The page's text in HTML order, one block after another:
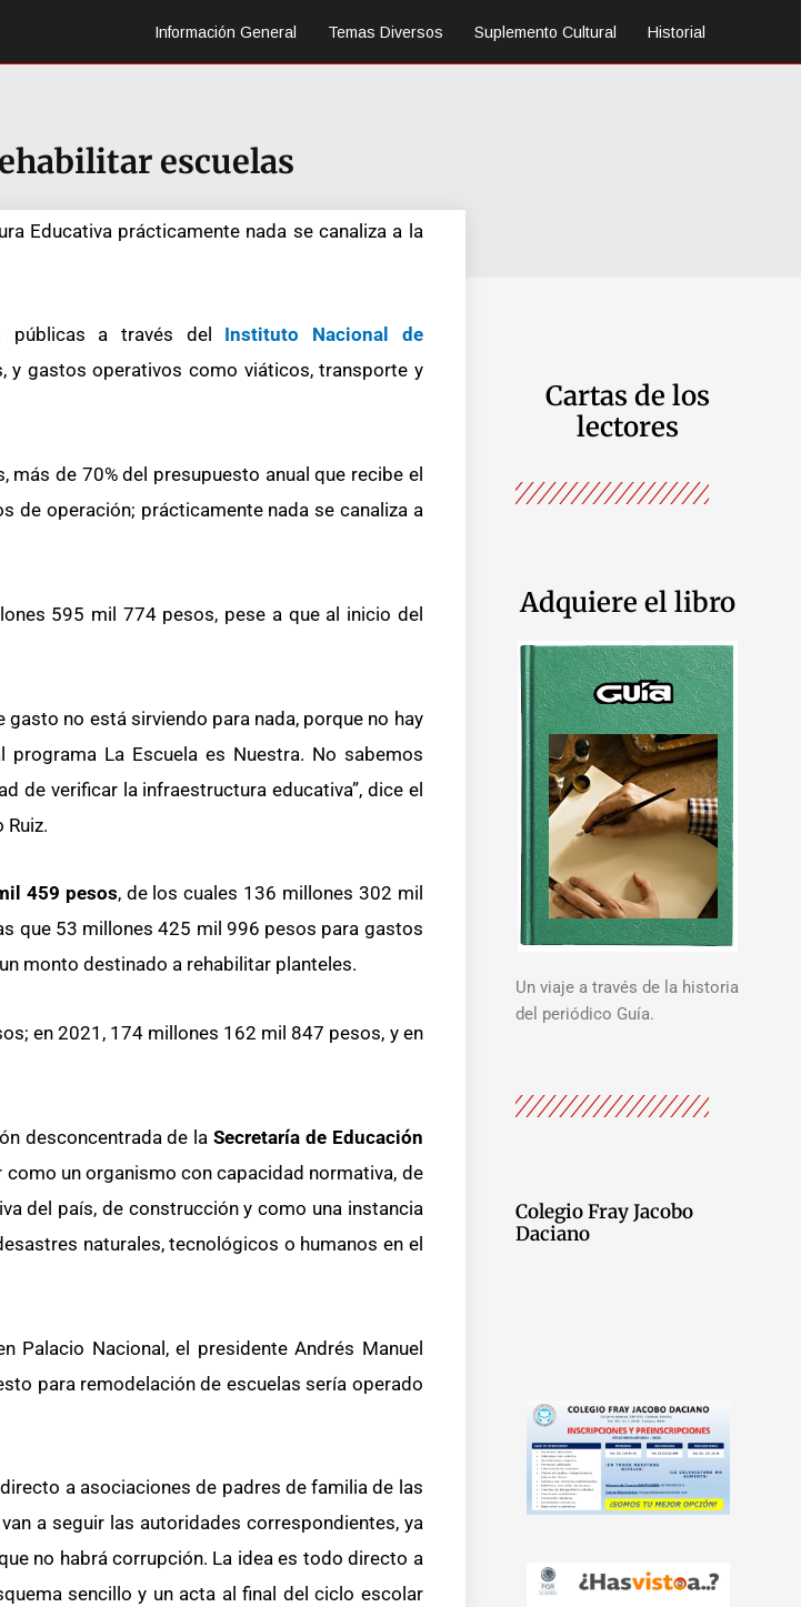
Información General Temas Diversos Suplemento Cultural Historial
escuelas
Educativa prácticamente nada se canaliza a la
públicas a través del
Instituto Nacional de
gastos operativos como viáticos, transporte y
de 70% del presupuesto anual que recibe el
de operación; prácticamente nada se canaliza a
595 mil 774 pesos, pese a que al inicio del
no está sirviendo para nada, porque no hay
La Escuela es Nuestra. No sabemos
de verificar la infraestructura educativa”, dice el
459 pesos, de los cuales 136 millones 302 mil
que 53 millones 425 mil 996 pesos para gastos
monto destinado a rehabilitar planteles.
en 2021, 174 millones 162 mil 847 pesos, y en
desconcentrada de laSecretaría de Educación
un organismo con capacidad normativa, de
del país, de construcción y como una instancia
naturales, tecnológicos o humanos en el
Palacio Nacional, el presidente Andrés Manuel
para remodelación de escuelas sería operado
a asociaciones de padres de familia de las
a seguir las autoridades correspondientes, ya
no habrá corrupción. La idea es todo directo a
sencillo y un acta al final del ciclo escolar
Cartas de los
lectores
Adquiere el libro
Un viaje a través de la historia
del periódico Guía.
Colegio Fray Jacobo
Daciano